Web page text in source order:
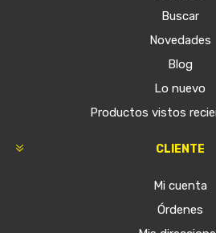
Buscar
Novedades
Blog
Lo nuevo
Productos vistos
CLIENTE
Mi cuenta
Órdenes